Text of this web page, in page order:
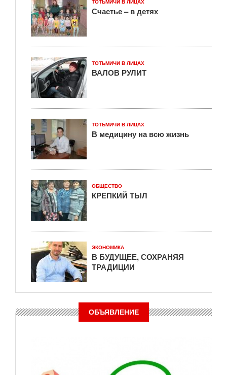
ТОТЬМИЧИ В ЛИЦАХ
Счастье – в детях
ТОТЬМИЧИ В ЛИЦАХ
ВАЛОВ РУЛИТ
ТОТЬМИЧИ В ЛИЦАХ
В медицину на всю жизнь
ОБЩЕСТВО
КРЕПКИЙ ТЫЛ
ЭКОНОМИКА
В БУДУЩЕЕ, СОХРАНЯЯ
ТРАДИЦИИ
ОБЪЯВЛЕНИЕ